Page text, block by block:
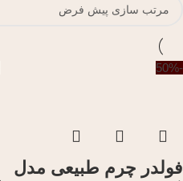
-50%
فولدر چرم طبیعی مدل